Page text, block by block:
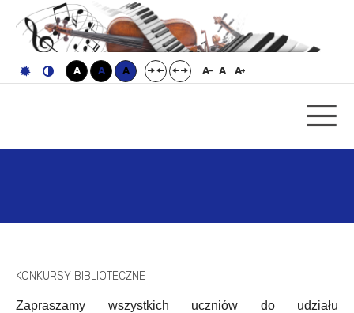
A A A A- A A+
KONKURSY BIBLIOTECZNE
Zapraszamy wszystkich uczniów do udziału